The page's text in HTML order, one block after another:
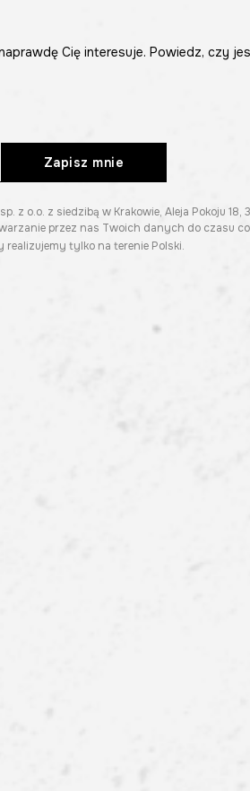
Cię interesuje. Powiedz, czy
Zapisz mnie
o.o. z siedzibą w Krakowie, Aleja Pokoju 18,
przez nas Twoich danych do czasu
realizujemy tylko na terenie Polski.